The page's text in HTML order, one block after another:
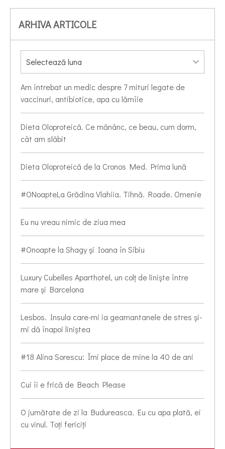
ARHIVA ARTICOLE
Am întrebat un medic despre 7 mituri legate de
vaccinuri, antibiotice, apa cu lămîie
Dieta Oloproteică. Ce mănânc, ce beau, cum dorm,
cât am slăbit
Dieta Oloproteică de la Cronos Med. Prima lună
#ONoapteLa Grădina Vlahiia. Tihnă. Roade. Omenie
Eu nu vreau nimic de ziua mea
#Onoapte la Shagy și Ioana în Sibiu
Luxury Cubelles Aparthotel, un colț de liniște între
mare și Barcelona
Lesbos. Insula care-mi ia geamantanele de stres și-
mi dă înapoi liniștea
#18 Alina Sorescu: Îmi place de mine la 40 de ani
Cui îi e frică de Beach Please
O jumătate de zi la Budureasca. Eu cu apa plată, ei
cu vinul. Toți fericiți